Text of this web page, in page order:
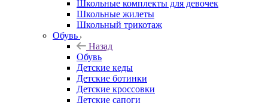
Школьные комплекты для девочек
Школьные жилеты
Школьный трикотаж
Обувь
Назад
Обувь
Детские кеды
Детские ботинки
Детские кроссовки
Детские сапоги